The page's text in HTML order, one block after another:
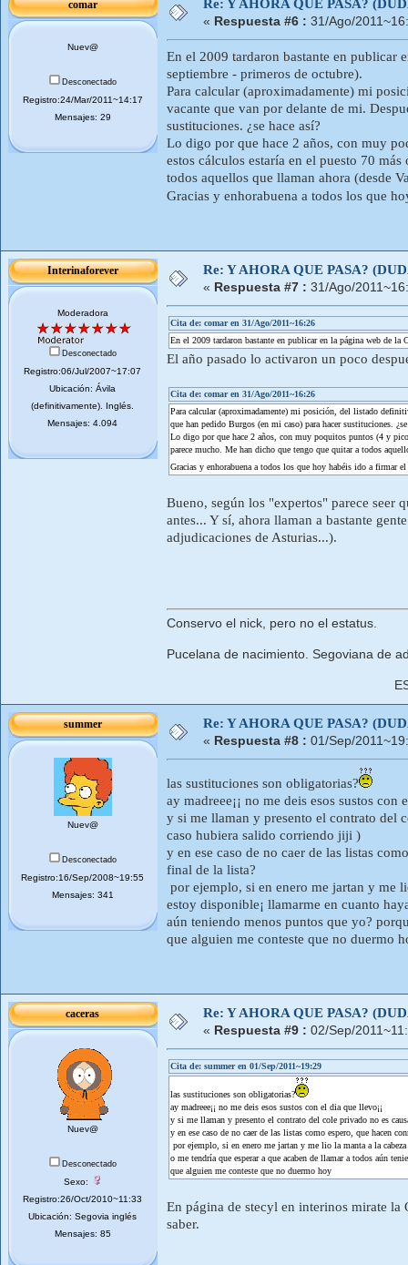
comar
Nuev@
Desconectado
Registro:24/Mar/2011~14:17
Mensajes: 29
Re: Y AHORA QUE PASA?
« Respuesta #6 : 31/Ago/
En el 2009 tardaron bastante en publicar
septiembre - primeros de octubre).
Para calcular (aproximadamente) mi
vacante que van por delante de mi.
sustituciones. ¿se hace así?
Lo digo por que hace 2 años, con muy
estos cálculos estaría en el puesto 70
todos aquellos que llaman ahora (desde
Gracias y enhorabuena a todos los que
Interinaforever
Moderadora
Desconectado
Registro:06/Jul/2007~17:07
Ubicación: Ávila
(definitivamente). Inglés.
Mensajes: 4.094
Re: Y AHORA QUE PASA?
« Respuesta #7 : 31/Ago/
Cita de: comar en 31/Ago/2011~16:26
En el 2009 tardaron bastante en publicar en la página web de
El año pasado lo activaron un poco
Cita de: comar en 31/Ago/2011~16:26
Para calcular (aproximadamente) mi posición, del listado
que han pedido Burgos (en mi caso) para hacer sustituciones. ¿se
Lo digo por que hace 2 años, con muy poquitos puntos (4 y
parece mucho. Me han dicho que tengo que quitar a todos
Gracias y enhorabuena a todos los que hoy habéis ido a firmar
Bueno, según los "expertos" parece seer
antes... Y sí, ahora llaman a bastante
adjudicaciones de Asturias...).
Conservo el nick, pero no el estatus.
Pucelana de nacimiento. Segoviana de
summer
Nuev@
Desconectado
Registro:16/Sep/2008~19:55
Mensajes: 341
Re: Y AHORA QUE PASA?
« Respuesta #8 : 01/Sep/
las sustituciones son obligatorias?
ay madreee¡¡ no me deis esos sustos con
y si me llaman y presento el contrato del
caso hubiera salido corriendo jiji )
y en ese caso de no caer de las listas
final de la lista?
por ejemplo, si en enero me jartan y me
estoy disponible¡ llamarme en cuanto
aún teniendo menos puntos que yo?
que alguien me conteste que no duermo
caceras
Nuev@
Desconectado
Sexo:
Registro:26/Oct/2010~11:33
Ubicación: Segovia inglés
Mensajes: 85
Re: Y AHORA QUE PASA?
« Respuesta #9 : 02/Sep/
Cita de: summer en 01/Sep/2011~19:29
las sustituciones son obligatorias?
ay madreee¡¡ no me deis esos sustos con el dia que llevo¡¡
y si me llaman y presento el contrato del cole privado no es
y en ese caso de no caer de las listas como espero, que hacen
por ejemplo, si en enero me jartan y me lio la manta a la
o me tendría que esperar a que acaben de llamar a todos aún
que alguien me conteste que no duermo hoy
En página de stecyl en interinos mirate
saber.